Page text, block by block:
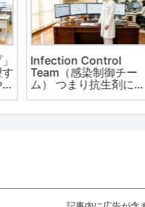
プロが教える一眼レフカ
メラ上達講座３弾セッ
ト。人気爆発！！